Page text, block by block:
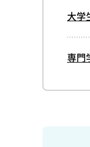
大学
専門